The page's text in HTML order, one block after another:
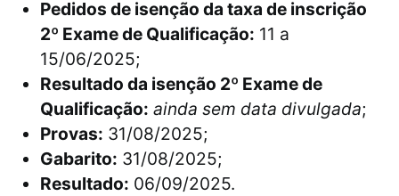
Pedidos de isenção da taxa de inscrição
2º Exame de Qualificação: 11 a
15/06/2025;
Resultado da isenção 2º Exame de
Qualificação: ainda sem data divulgada;
Provas: 31/08/2025;
Gabarito: 31/08/2025;
Resultado: 06/09/2025.